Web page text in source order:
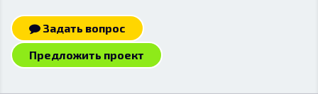
Задать вопрос
Предложить проект